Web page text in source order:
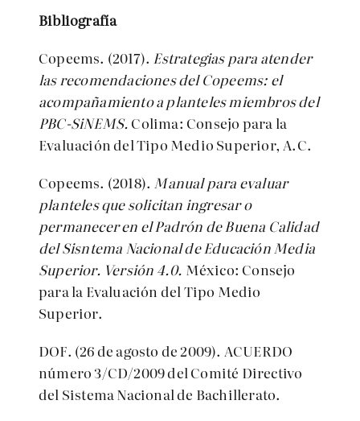
Bibliografía
Copeems. (2017). Estrategias para atender
las recomendaciones del Copeems: el
acompañamiento a planteles miembros del
PBC-SiNEMS. Colima: Consejo para la
Evaluación del Tipo Medio Superior, A.C.
Copeems. (2018). Manual para evaluar
planteles que solicitan ingresar o
permanecer en el Padrón de Buena Calidad
del Sisntema Nacional de Educación Media
Superior. Versión 4.0. México: Consejo
para la Evaluación del Tipo Medio
Superior.
DOF. (26 de agosto de 2009). ACUERDO
número 3/CD/2009 del Comité Directivo
del Sistema Nacional de Bachillerato.